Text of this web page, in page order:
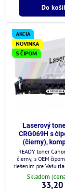
Do
AKCIA
NOVINKA
S ČIPOM
Laserový
CRG069H s
(čierny),
READY toner
čierny, s OEM
riešením pre Vašu
Skladom